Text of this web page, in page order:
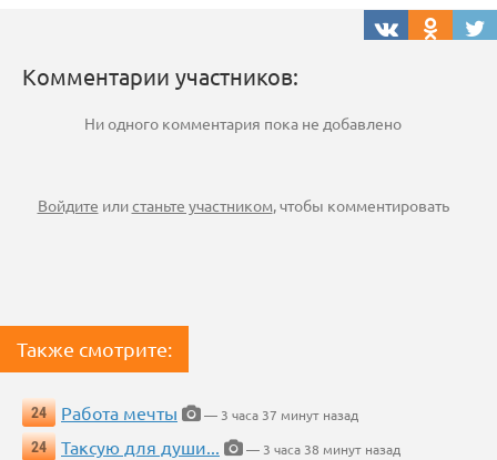
Комментарии участников:
Ни одного комментария пока не добавлено
Войдите илистаньте участником, чтобы комментировать
Также смотрите:
24 Работа мечты
— 3 часа 37 минут назад
24
Таксую для души...
— 3 часа 38 минут назад